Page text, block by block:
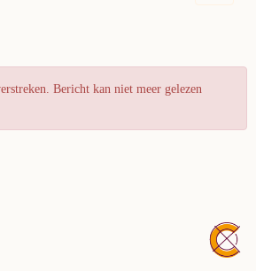
Bericht kan niet meer gelezen